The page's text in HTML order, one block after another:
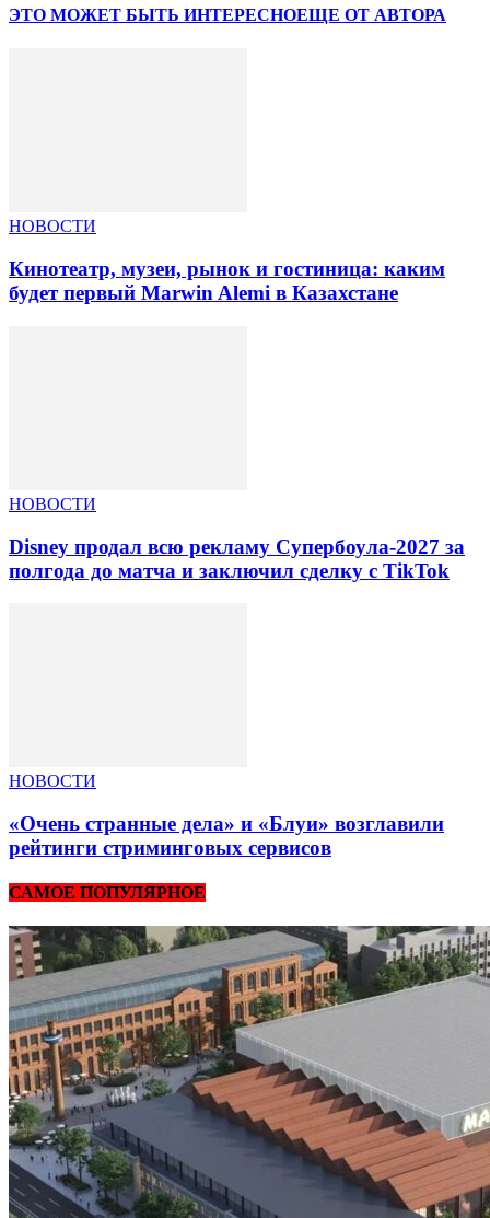
ЭТО МОЖЕТ БЫТЬ ИНТЕРЕСНОЕЩЕ ОТ АВТОРА
НОВОСТИ
Кинотеатр, музеи, рынок и гостиница: каким
будет первый Marwin Alemi в Казахстане
НОВОСТИ
Disney продал всю рекламу Супербоула-2027 за
полгода до матча и заключил сделку с TikTok
НОВОСТИ
«Очень странные дела» и «Блуи» возглавили
рейтинги стриминговых сервисов
САМОЕ ПОПУЛЯРНОЕ